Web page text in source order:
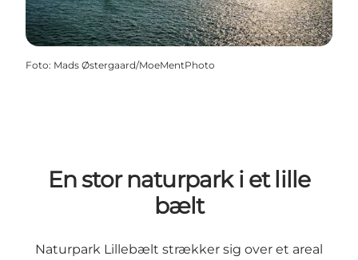
Foto: Mads Østergaard/MoeMentPhoto
En stor naturpark i et lille
bælt
Naturpark Lillebælt strækker sig over et areal